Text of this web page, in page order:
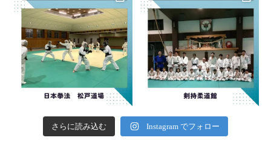
さらに読み込む Instagram でフォロー